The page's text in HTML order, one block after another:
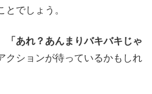
とでしょう。
「あれ？あんまりバキバキじゃ
クションが待っているかもしれ